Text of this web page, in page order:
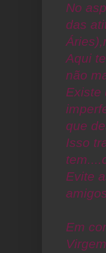
No
das
Aqui
não
Existe
que
Isso
Evite
Em